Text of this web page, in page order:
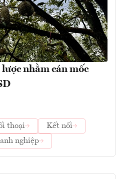
nhằm cán mốc
thoại
Kết nối
nghiệp